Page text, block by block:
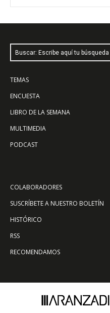
Buscar: Escribe aquí tu búsqueda
TEMAS
ENCUESTA
LIBRO DE LA SEMANA
MULTIMEDIA
PODCAST
COLABORADORES
SUSCRÍBETE A NUESTRO BOLETÍN
HISTÓRICO
RSS
RECOMENDAMOS